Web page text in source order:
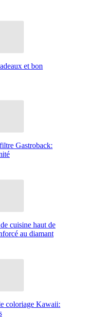
et bon
Gastroback:
cuisine haut de
au diamant
coloriage Kawaii: